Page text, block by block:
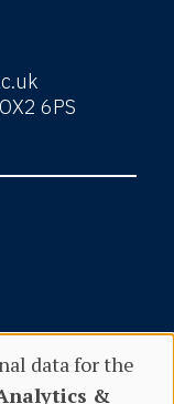
6PS
data for the
&